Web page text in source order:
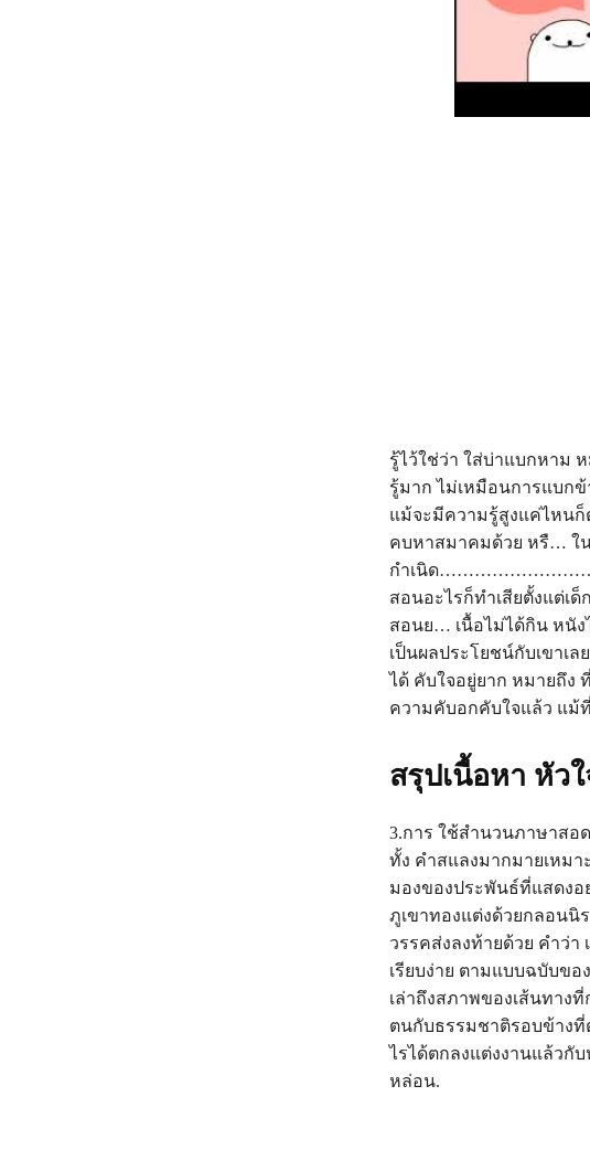
รู้ไว้ใช่ว่า ใส่บ่าแบกหาม
รู้มาก ไม่เหมือนการแบก
แม้จะมีความรู้สูงแค่ไหนก็
คบหาสมาคมด้วย หรื… ใ
กำเนิด
สอนอะไรก็ทำเสียตั้งแต่เ
สอนย… เนื้อไม่ได้กิน หนัง
เป็นผลประโยชน์กับเขาเ
ได้ คับใจอยู่ยาก หมายถึง
ความคับอกคับใจแล้ว แม้
สรุปเนื้อหา หัว
3.การ ใช้สำนวนภาษาส
ทั้ง คำสแลงมากมายเหม
มองของประพันธ์ที่แสดงอ
ภูเขาทองแต่งด้วยกลอนนิ
วรรคส่งลงท้ายด้วย คำว่า
เรียบง่าย ตามแบบฉบับข
เล่าถึงสภาพของเส้นทาง
ตนกับธรรมชาติรอบข้าง
ไรได้ตกลงแต่งงานแล้วกั
หล่อน.